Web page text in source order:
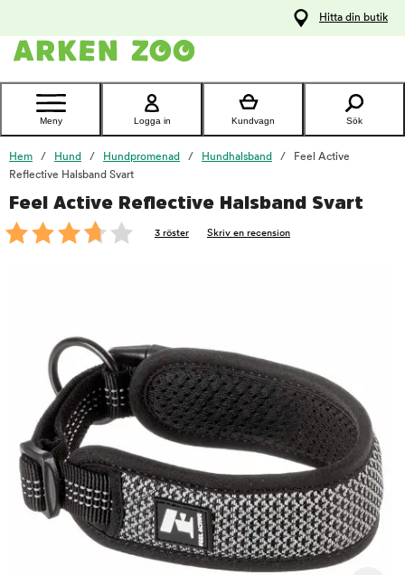
Kontakta
Hitta din butik
Meny Logga in Kundvagn Sök
Hem Hund Hundpromenad Hundhalsband
Feel Active
Reflective Halsband Svart
Feel Active Reflective Halsband Svart
3 röster Skriv en recension
foo